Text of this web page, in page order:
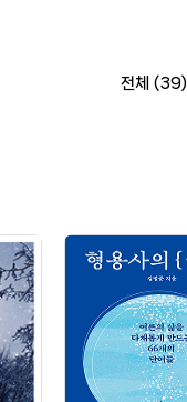
전체 (39)